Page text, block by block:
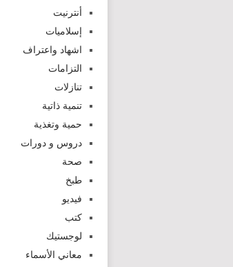
أنترنيت
إسلاميات
اشهاد واعتراف
التزامات
تنازلات
تنمية ذاتية
حمية وتغذية
دروس و دورات
صحة
طبخ
فيديو
كتب
لوجستيك
معاني الأسماء